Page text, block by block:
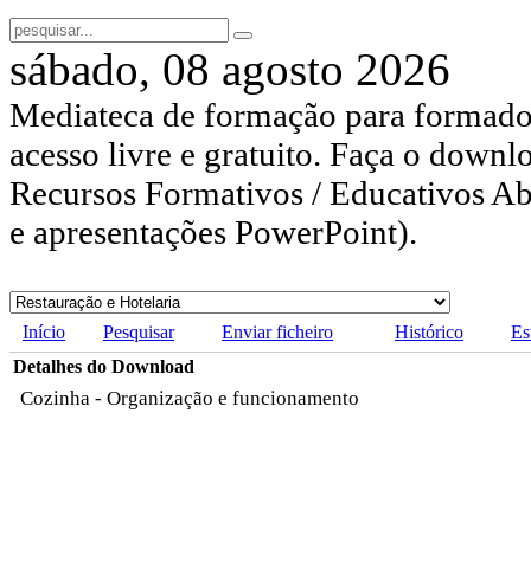
sábado, 08 agosto 2026
Mediateca de formação para
acesso livre e gratuito. Faça o
Recursos Formativos / Educativos
e apresentações PowerPoint).
Início Pesquisar Enviar ficheiro Histórico
Detalhes do Download
Cozinha - Organização e funcionamento